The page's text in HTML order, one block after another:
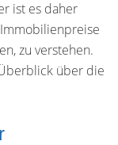
ist es daher
zu verstehen.
über die